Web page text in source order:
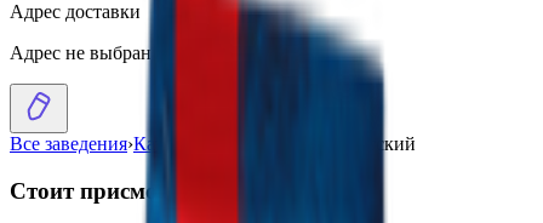
Адрес доставки
Адрес не выбран
Все заведения›Каталог Суп «Лидкон» азиатский
Стоит присмотреться